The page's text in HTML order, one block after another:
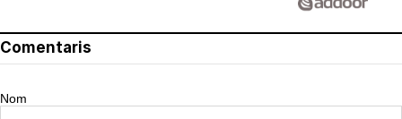
Comentaris
Nom